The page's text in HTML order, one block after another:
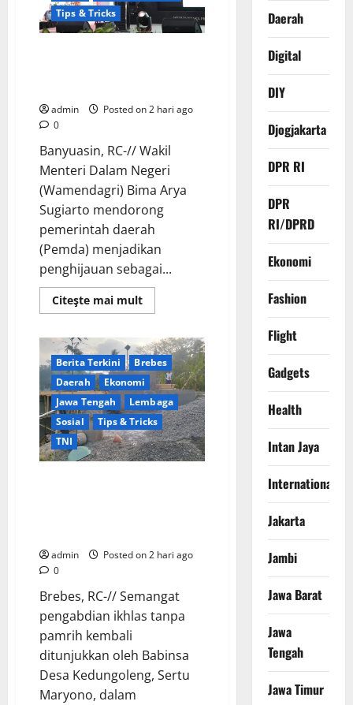
Mewah,
DPC
Brebes
Tips & Tricks
admin
Posted on 2 hari ago
0
Banyuasin, RC-// Wakil
Menteri Dalam Negeri
(Wamendagri) Bima Arya
Sugiarto mendorong
pemerintah daerah
(Pemda) menjadikan
penghijauan sebagai...
Citeşte mai multRead
more
Bima
Arya:
Penghijauan
di
Daerah
Harus
Berorientasi
Aksi
Permanen
Berita Terkini
Brebes
Daerah
Ekonomi
Jawa Tengah
Lembaga
Sosial
Tips & Tricks
TNI
admin
Posted on 2 hari ago
0
Brebes, RC-// Semangat
pengabdian ikhlas tanpa
pamrih kembali
ditunjukkan oleh Babinsa
Desa Kedungoleng, Sertu
Maryono, dalam
Daerah
Digital
DIY
Djogjakarta
DPR RI
DPR
RI/DPRD
Ekonomi
Fashion
Flight
Gadgets
Health
Intan Jaya
International
Jakarta
Jambi
Jawa Barat
Jawa
Tengah
Jawa Timur